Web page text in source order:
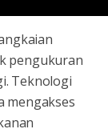
pengukuran
Teknologi
mengakses